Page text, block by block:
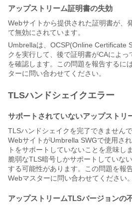
アップストリーム証明書の失効
Webサイトから提供された証明書が、
て無効にされています。
Umbrellaは、OCSP(Online Certificate
クを実行して、後で証明書がCAによ
を確認します。この問題を報告するに
ターに問い合わせてください。
TLSハンドシェイクエラー
サポートされていないアップストリ
TLSハンドシェイクを完了できません
WebサイトがUmbrella SWGで使用さ
トをサポートしていないことを意味し
脆弱なTLS暗号しかサポートしていな
する可能性があります。この問題を報
Webマスターに問い合わせてください。
アップストリームTLSバージョンの